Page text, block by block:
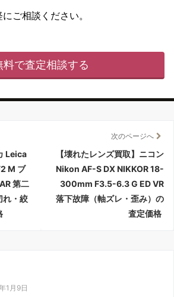
ご相談ください。
料で査定相談する
Leica
M ブ
第二
れ・絞
次のページへ
【壊れたレンズ買取】ニコン
Nikon AF-S DX NIKKOR 18-
300mm F3.5-6.3 G ED VR
落下故障（軸ズレ・歪み）の
査定価格
1月9日